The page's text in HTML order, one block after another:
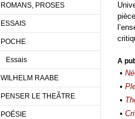
ROMANS, PROSES
ESSAIS
POCHE
Essais
WILHELM RAABE
PENSER LE THEÃTRE
POÉSIE
A
•
•
•
•